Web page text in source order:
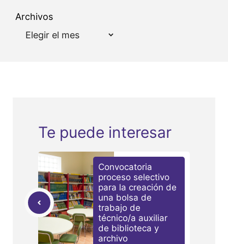
Archivos
Te puede interesar
Convocatoria
proceso selectivo
para la creación de
una bolsa de
trabajo de
técnico/a auxiliar
de biblioteca y
archivo